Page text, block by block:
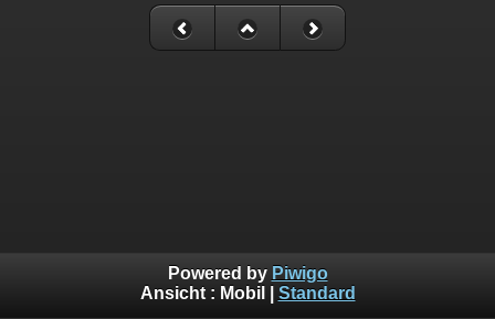
Powered by Piwigo
Ansicht : Mobil Standard